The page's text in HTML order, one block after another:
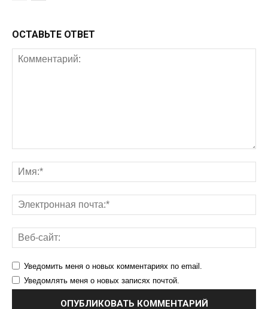
ОСТАВЬТЕ ОТВЕТ
Уведомить меня о новых комментариях по email.
Уведомлять меня о новых записях почтой.